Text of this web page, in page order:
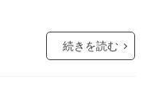
続きを読む